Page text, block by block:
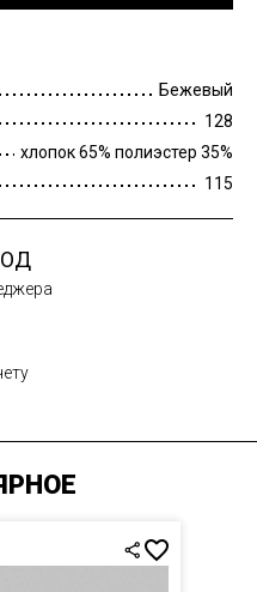
Бежевый
128
хлопок 65% полиэстер 35%
115